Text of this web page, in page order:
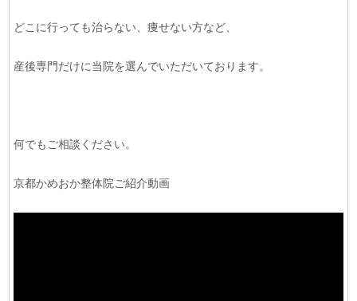
どこに行っても治らない、痩せない方など、
産後専門だけに当院を選んでいただいております。
何でもご相談ください。
京都かめおか整体院ご紹介動画